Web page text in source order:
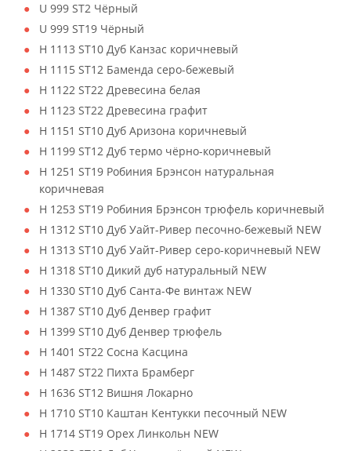
U 999 ST2 Чёрный
U 999 ST19 Чёрный
H 1113 ST10 Дуб Канзас коричневый
H 1115 ST12 Баменда серо-бежевый
H 1122 ST22 Древесина белая
H 1123 ST22 Древесина графит
H 1151 ST10 Дуб Аризона коричневый
H 1199 ST12 Дуб термо чёрно-коричневый
H 1251 ST19 Робиния Брэнсон натуральная
коричневая
H 1253 ST19 Робиния Брэнсон трюфель коричневый
H 1312 ST10 Дуб Уайт-Ривер песочно-бежевый NEW
H 1313 ST10 Дуб Уайт-Ривер серо-коричневый NEW
H 1318 ST10 Дикий дуб натуральный NEW
H 1330 ST10 Дуб Санта-Фе винтаж NEW
H 1387 ST10 Дуб Денвер графит
H 1399 ST10 Дуб Денвер трюфель
H 1401 ST22 Сосна Касцина
H 1487 ST22 Пихта Брамберг
H 1636 ST12 Вишня Локарно
H 1710 ST10 Каштан Кентукки песочный NEW
H 1714 ST19 Орех Линкольн NEW